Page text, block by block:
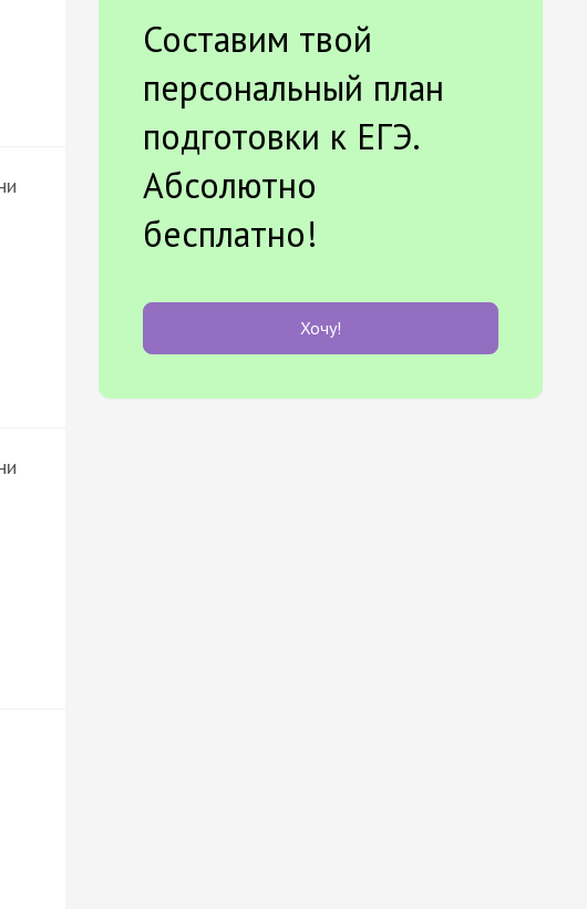
Составим твой
персональный план
подготовки к ЕГЭ.
Абсолютно
бесплатно!
Хочу!